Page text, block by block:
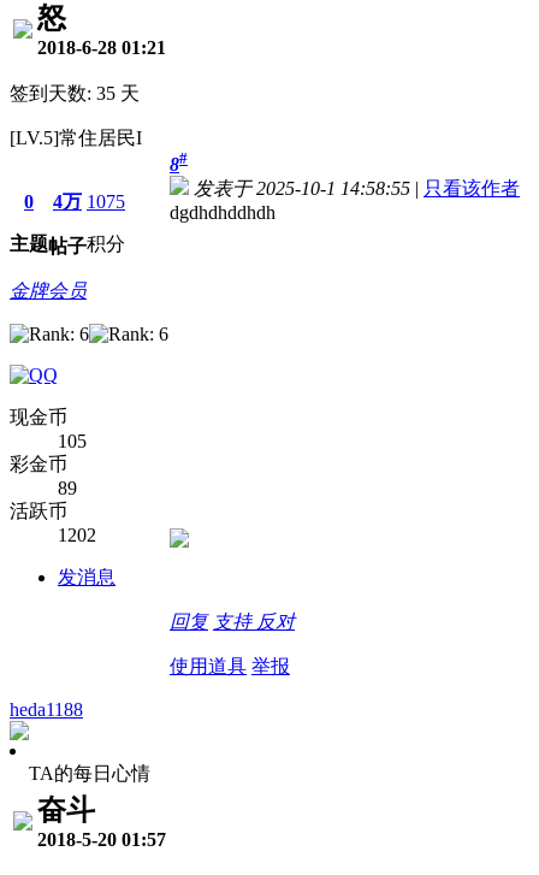
怒
2018-6-28 01:21
签到天数: 35 天
[LV.5]常住居民I
0
主题
4万
帖子
1075
积分
金牌会员
现金币
105
彩金币
89
活跃币
1202
发消息
8#
发表于 2025-10-1 14:58:55 | 只看该作者
dgdhdhddhdh
回复 支持 反对
使用道具 举报
heda1188
TA的每日心情
奋斗
2018-5-20 01:57